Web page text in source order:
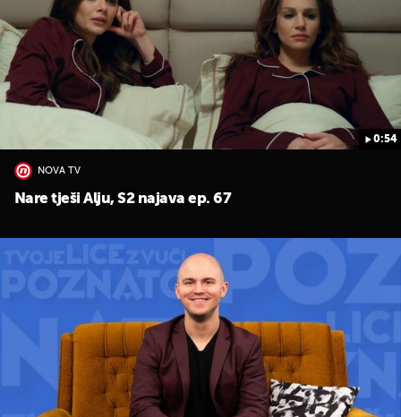
0:54
NOVA TV
Nare tješi Alju, S2 najava ep. 67